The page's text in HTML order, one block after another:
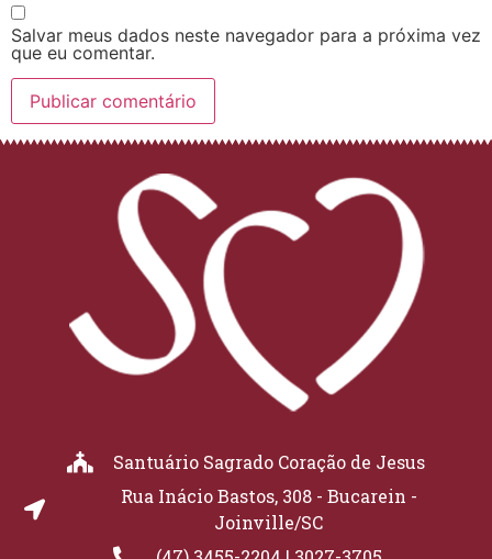
Salvar meus dados neste navegador para a próxima vez
que eu comentar.
Santuário Sagrado Coração de Jesus
Rua Inácio Bastos, 308 - Bucarein -
Joinville/SC